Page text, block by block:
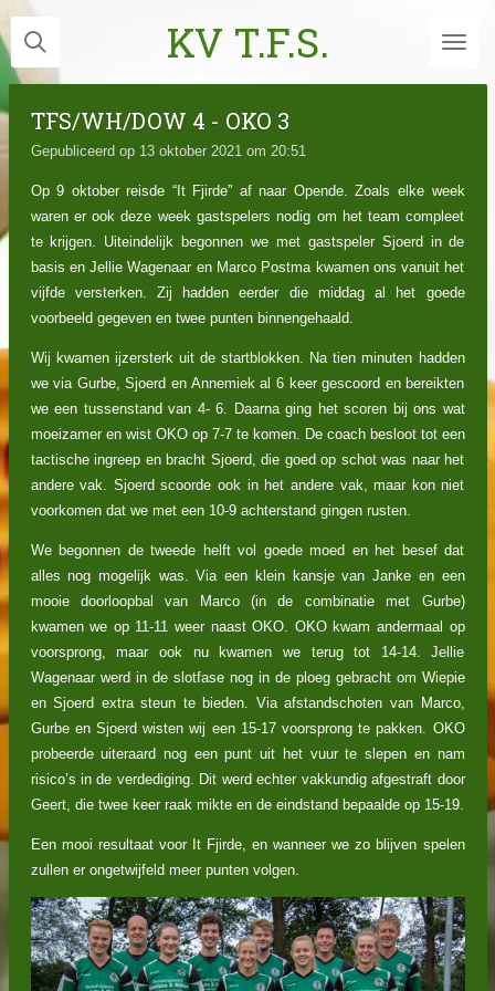
Ga
direct
naar
hoofdinhoud
KV T.F.S.
TFS/WH/DOW 4 - OKO 3
Gepubliceerd op 13 oktober 2021 om 20:51
Op 9 oktober reisde “It Fjirde” af naar Opende. Zoals elke week
waren er ook deze week gastspelers nodig om het team compleet
te krijgen. Uiteindelijk begonnen we met gastspeler Sjoerd in de
basis en Jellie Wagenaar en Marco Postma kwamen ons vanuit het
vijfde versterken. Zij hadden eerder die middag al het goede
voorbeeld gegeven en twee punten binnengehaald.
Wij kwamen ijzersterk uit de startblokken. Na tien minuten hadden
we via Gurbe, Sjoerd en Annemiek al 6 keer gescoord en bereikten
we een tussenstand van 4- 6. Daarna ging het scoren bij ons wat
moeizamer en wist OKO op 7-7 te komen. De coach besloot tot een
tactische ingreep en bracht Sjoerd, die goed op schot was naar het
andere vak. Sjoerd scoorde ook in het andere vak, maar kon niet
voorkomen dat we met een 10-9 achterstand gingen rusten.
We begonnen de tweede helft vol goede moed en het besef dat
alles nog mogelijk was. Via een klein kansje van Janke en een
mooie doorloopbal van Marco (in de combinatie met Gurbe)
kwamen we op 11-11 weer naast OKO. OKO kwam andermaal op
voorsprong, maar ook nu kwamen we terug tot 14-14. Jellie
Wagenaar werd in de slotfase nog in de ploeg gebracht om Wiepie
en Sjoerd extra steun te bieden. Via afstandschoten van Marco,
Gurbe en Sjoerd wisten wij een 15-17 voorsprong te pakken. OKO
probeerde uiteraard nog een punt uit het vuur te slepen en nam
risico’s in de verdediging. Dit werd echter vakkundig afgestraft door
Geert, die twee keer raak mikte en de eindstand bepaalde op 15-19.
Een mooi resultaat voor It Fjirde, en wanneer we zo blijven spelen
zullen er ongetwijfeld meer punten volgen.